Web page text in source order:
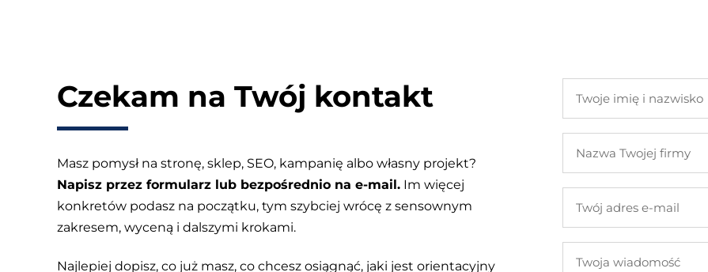
Czekam na Twój kontakt
Masz pomysł na stronę, sklep, SEO, kampanię albo własny projekt?
Napisz przez formularz lub bezpośrednio na e-mail. Im więcej
konkretów podasz na początku, tym szybciej wrócę z sensownym
zakresem, wyceną i dalszymi krokami.
Najlepiej dopisz, co już masz, co chcesz osiągnąć, jaki jest orientacyjny
imię
nazwisko
Twojej
adres
mail